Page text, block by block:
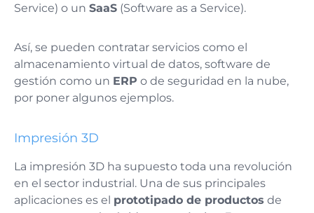
Service) o un SaaS (Software as a Service).
Así, se pueden contratar servicios como el
almacenamiento virtual de datos, software de
gestión como un ERP o de seguridad en la nube,
por poner algunos ejemplos.
Impresión 3D
La impresión 3D ha supuesto toda una revolución
en el sector industrial. Una de sus principales
aplicaciones es el prototipado de productos de